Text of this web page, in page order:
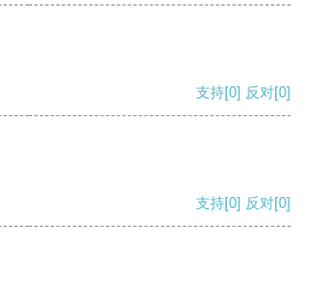
支持[0] 反对[0]
支持[0] 反对[0]